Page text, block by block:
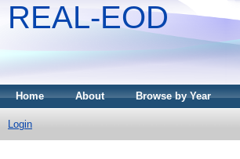
REAL-EOD
Home About Browse by Year
Login